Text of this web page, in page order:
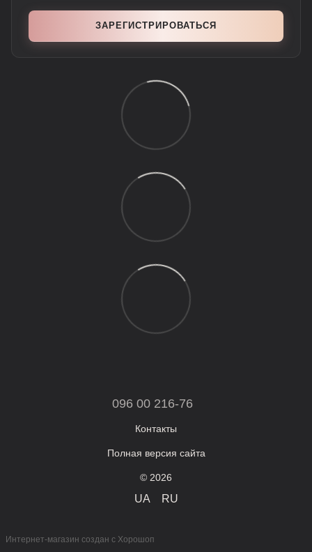
ЗАРЕГИСТРИРОВАТЬСЯ
096 00 216-76
Контакты
Полная версия сайта
© 2026
UA RU
Интернет-магазин создан с Хорошоп